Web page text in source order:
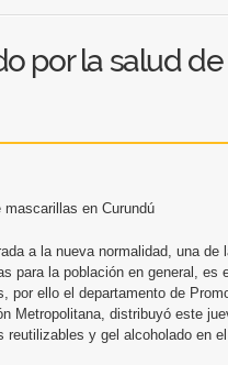
por la salud
mascarillas en Curundú
a la nueva normalidad, una de
para la población en general, es
por ello el departamento de
Metropolitana, distribuyó este
reutilizables y gel alcoholado en